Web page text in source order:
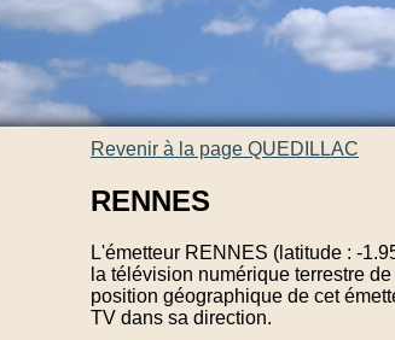
Revenir à la page QUEDILLAC
RENNES
L'émetteur RENNES (latitude : -
la télévision numérique terrestre
position géographique de cet
TV dans sa direction.